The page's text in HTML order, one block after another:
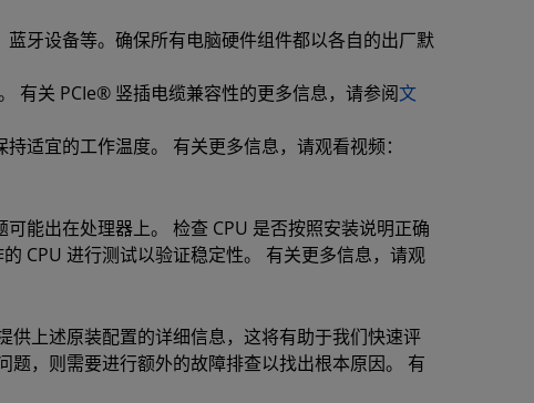
牙设备等。确保所有电脑硬件组件都以各自的出厂默
有关 PCIe® 竖插电缆兼容性的更多信息，请参阅文
适宜的工作温度。 有关更多信息，请观看视频：
能出在处理器上。 检查 CPU 是否按照安装说明正确
CPU 进行测试以验证稳定性。 有关更多信息，请观
上述原装配置的详细信息，这将有助于我们快速评
，则需要进行额外的故障排查以找出根本原因。 有